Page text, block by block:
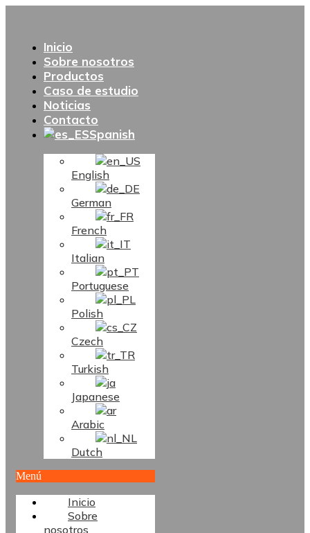
Inicio
Sobre nosotros
Productos
Caso de estudio
Noticias
Contacto
Spanish
English
German
French
Italian
Portuguese
Polish
Czech
Turkish
Japanese
Arabic
Dutch
Menú
Inicio
Sobre
nosotros